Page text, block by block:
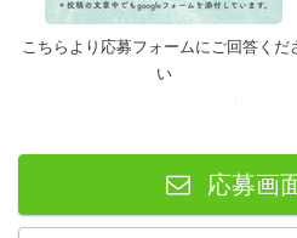
自然豊かで観光資源に恵まれ
も、宿泊場所としてお世話にな
サスティナビリティを意識し
なるので、とても学びと気づ
なること間違いなし！！
こちらより応募フォームにご回答くだ
い
応募画